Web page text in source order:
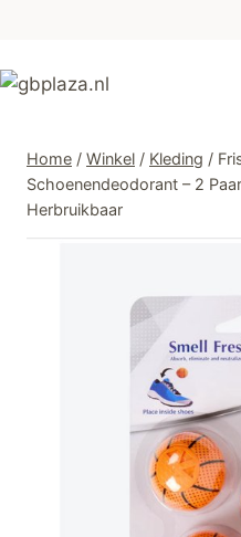
de
Home / Winkel / Kleding /
Schoenendeodorant – 2
Herbruikbaar